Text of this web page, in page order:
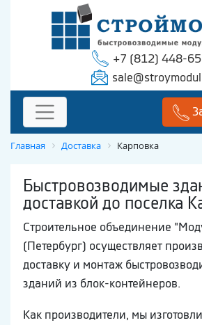
+7 (812) 448-
Главная Доставка Карповка
Быстровозводимые
доставкой до поселка
Строительное объединение
(Петербург) осуществляет
доставку и монтаж
зданий из блок-контейнеров.
Как производители, мы